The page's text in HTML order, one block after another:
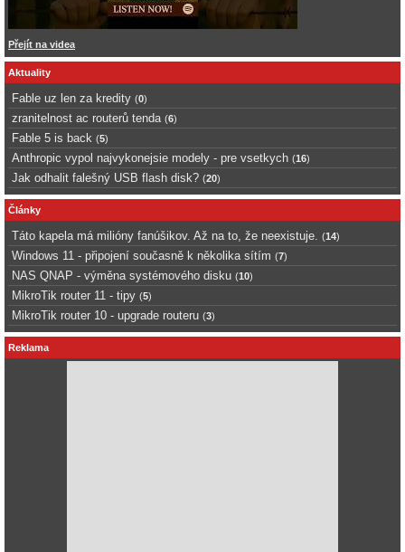
Přejít na videa
Aktuality
Fable uz len za kredity (0)
zranitelnost ac routerů tenda (6)
Fable 5 is back (5)
Anthropic vypol najvykonejsie modely - pre vsetkych (16)
Jak odhalit falešný USB flash disk? (20)
Články
Táto kapela má milióny fanúšikov. Až na to, že neexistuje. (14)
Windows 11 - připojení současně k několika sítím (7)
NAS QNAP - výměna systémového disku (10)
MikroTik router 11 - tipy (5)
MikroTik router 10 - upgrade routeru (3)
Reklama